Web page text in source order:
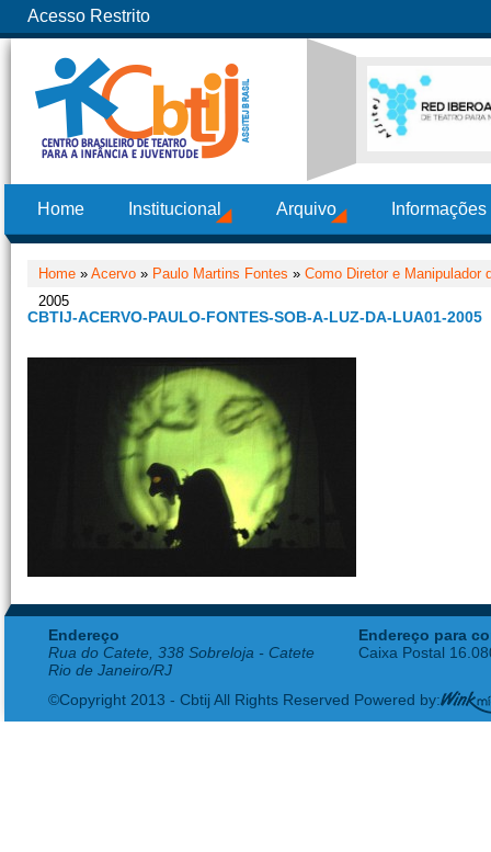
Acesso Restrito
Home Institucional Arquivo
Home » Acervo » Paulo Martins Fontes » Como Diretor e Manipulador
2005
CBTIJ-ACERVO-PAULO-FONTES-SOB-A-LUZ-DA-LUA01-2005
Endereço
Rua do Catete, 338 Sobreloja - Catete
Rio de Janeiro/RJ
Endereço para
Caixa Postal
©Copyright 2013 - Cbtij All Rights Reserved Powered by: